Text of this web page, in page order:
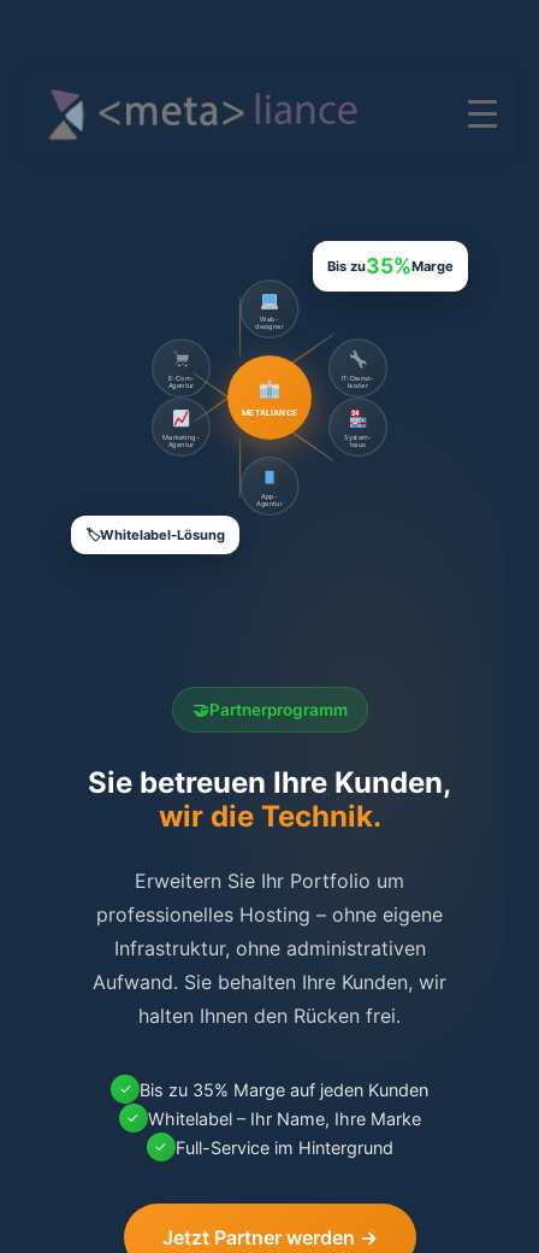
Partnerprogramm
Sie betreuen Ihre Kunden,
wir die Technik.
Erweitern Sie Ihr Portfolio um
professionelles Hosting – ohne eigene
Infrastruktur, ohne administrativen
Aufwand. Sie behalten Ihre Kunden, wir
halten Ihnen den Rücken frei.
✓ Bis zu 35% Marge auf jeden Kunden
✓ Whitelabel – Ihr Name, Ihre Marke
✓ Full-Service im Hintergrund
Jetzt Partner werden →
METALIANCE
Web-
designer
IT-Dienst-
leister
System-
haus
App-
Agentur
Marketing-
Agentur
E-Com-
Agentur
Bis zu35%Marge
Whitelabel-Lösung